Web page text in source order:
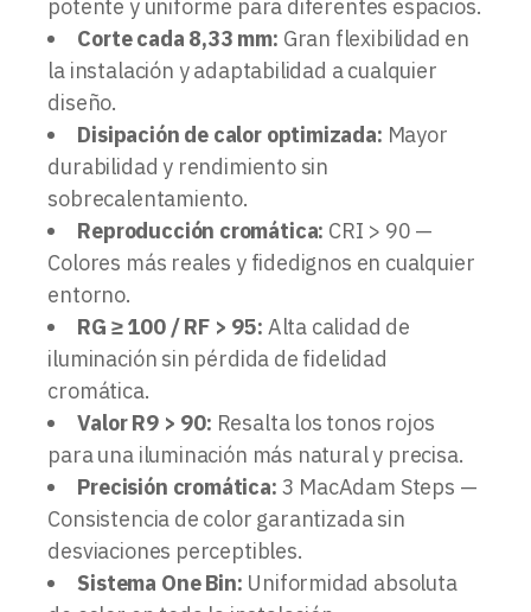
potente y uniforme para diferentes espacios.
Corte cada 8,33 mm: Gran flexibilidad en
la instalación y adaptabilidad a cualquier
diseño.
Disipación de calor optimizada: Mayor
durabilidad y rendimiento sin
sobrecalentamiento.
Reproducción cromática: CRI > 90 —
Colores más reales y fidedignos en cualquier
entorno.
RG ≥ 100 / RF > 95: Alta calidad de
iluminación sin pérdida de fidelidad
cromática.
Valor R9 > 90: Resalta los tonos rojos
para una iluminación más natural y precisa.
Precisión cromática: 3 MacAdam Steps —
Consistencia de color garantizada sin
desviaciones perceptibles.
Sistema One Bin: Uniformidad absoluta